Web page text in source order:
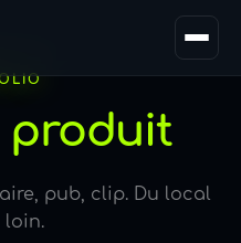
produit
pub, clip. Du local
loin.